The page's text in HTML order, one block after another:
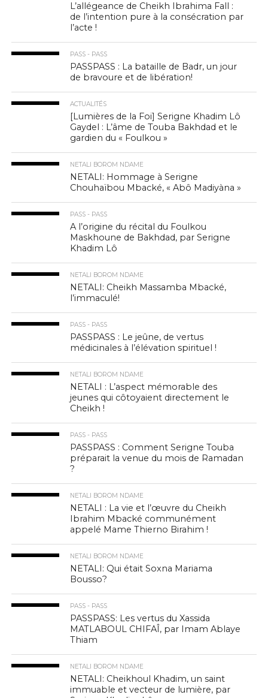
L’allégeance de Cheikh Ibrahima Fall :
de l’intention pure à la consécration par
l’acte !
PASS - PASS
PASSPASS : La bataille de Badr, un jour
de bravoure et de libération!
ACTUALITÉS
[Lumières de la Foi] Serigne Khadim Lô
Gaydel : L’âme de Touba Bakhdad et le
gardien du « Foulkou »
NETALI BOROM NDAME
NETALI: Hommage à Serigne
Chouhaïbou Mbacké, « Abô Madiyàna »
PASS - PASS
A l’origine du récital du Foulkou
Maskhoune de Bakhdad, par Serigne
Khadim Lô
NETALI BOROM NDAME
NETALI: Cheikh Massamba Mbacké,
l’immaculé!
PASS - PASS
PASSPASS : Le jeûne, de vertus
médicinales à l’élévation spirituel !
NETALI BOROM NDAME
NETALI : L’aspect mémorable des
jeunes qui côtoyaient directement le
Cheikh !
PASS - PASS
PASSPASS : Comment Serigne Touba
préparait la venue du mois de Ramadan
?
NETALI BOROM NDAME
NETALI : La vie et l’œuvre du Cheikh
Ibrahim Mbacké communément
appelé Mame Thierno Birahim !
NETALI BOROM NDAME
NETALI: Qui était Soxna Mariama
Bousso?
PASS - PASS
PASSPASS: Les vertus du Xassida
MATLABOUL CHIFAÎ, par Imam Ablaye
Thiam
NETALI BOROM NDAME
NETALI: Cheikhoul Khadim, un saint
immuable et vecteur de lumière, par